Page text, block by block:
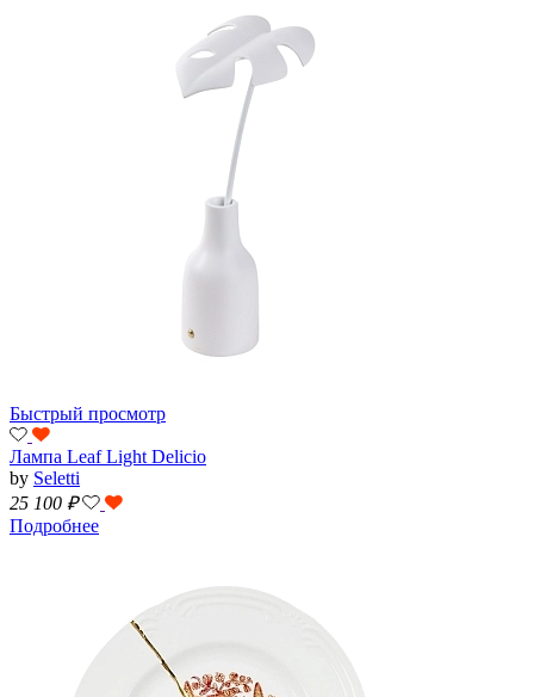
Быстрый просмотр
Лампа Leaf Light Delicio
by Seletti
25 100 ₽
Подробнее